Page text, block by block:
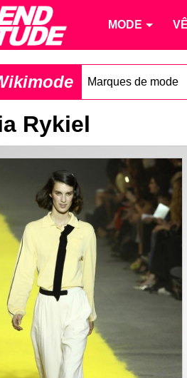
MODE
Marques de mode
Rykiel